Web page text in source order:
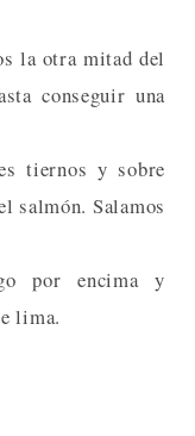
la otra mitad del
conseguir una
tiernos y sobre
salmón. Salamos
por encima y
lima.